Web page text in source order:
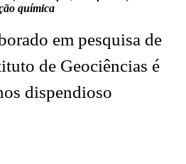
química
em pesquisa de
de Geociências é
dispendioso